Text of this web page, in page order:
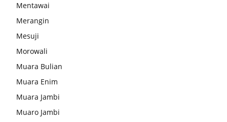
Mentawai
Merangin
Mesuji
Morowali
Muara Bulian
Muara Enim
Muara Jambi
Muaro Jambi